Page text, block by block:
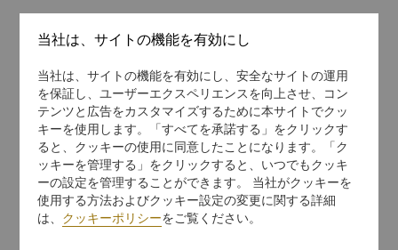
当社は、サイトの機能を有効にし
当社は、サイトの機能を有効にし、安全なサイトの運用
を保証し、ユーザーエクスペリエンスを向上させ、コン
テンツと広告をカスタマイズするために本サイトでクッ
キーを使用します。「すべてを承諾する」をクリックす
ると、クッキーの使用に同意したことになります。「ク
ッキーを管理する」をクリックすると、いつでもクッキ
ーの設定を管理することができます。 当社がクッキーを
使用する方法およびクッキー設定の変更に関する詳細
は、 クッキーポリシーをご覧ください。